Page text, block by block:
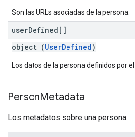
Son las URLs asociadas de la persona.
userDefined[]
object (UserDefined)
Los datos de la persona definidos por el
PersonMetadata
Los metadatos sobre una persona.